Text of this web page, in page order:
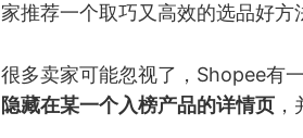
家推荐一个取巧又高效的选品好方
很多卖家可能忽视了，Shopee有
隐藏在某一个入榜产品的详情页